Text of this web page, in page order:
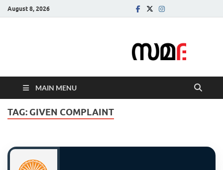
August 8, 2026
MAIN MENU
TAG: GIVEN COMPLAINT